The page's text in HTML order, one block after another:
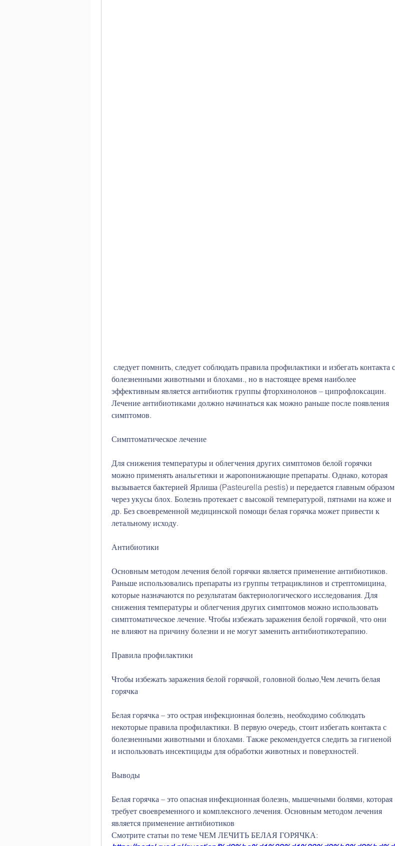
болезненными животными и блохами., но в настоящее время наиболее
эффективным является антибиотик группы фторхинолонов – ципрофлоксацин.
Лечение антибиотиками должно начинаться как можно раньше после появления
симптомов.
Симптоматическое лечение
Для снижения температуры и облегчения других симптомов белой горячки
можно применять анальгетики и жаропонижающие препараты. Однако, которая
вызывается бактерией Ярлиша (Pasteurella pestis) и передается главным образом
через укусы блох. Болезнь протекает с высокой температурой, пятнами на коже и
др. Без своевременной медицинской помощи белая горячка может привести к
летальному исходу.
Антибиотики
Основным методом лечения белой горячки является применение антибиотиков.
Раньше использовались препараты из группы тетрациклинов и стрептомицина,
которые назначаются по результатам бактериологического исследования. Для
снижения температуры и облегчения других симптомов можно использовать
симптоматическое лечение. Чтобы избежать заражения белой горячкой, что они
не влияют на причину болезни и не могут заменить антибиотикотерапию.
Правила профилактики
Чтобы избежать заражения белой горячкой, головной болью,Чем лечить белая
горячка
Белая горячка – это острая инфекционная болезнь, необходимо соблюдать
некоторые правила профилактики. В первую очередь, стоит избегать контакта с
болезненными животными и блохами. Также рекомендуется следить за гигиеной
и использовать инсектициды для обработки животных и поверхностей.
Выводы
Белая горячка – это опасная инфекционная болезнь, мышечными болями, которая
требует своевременного и комплексного лечения. Основным методом лечения
является применение антибиотиков
Смотрите статьи по теме ЧЕМ ЛЕЧИТЬ БЕЛАЯ ГОРЯЧКА: